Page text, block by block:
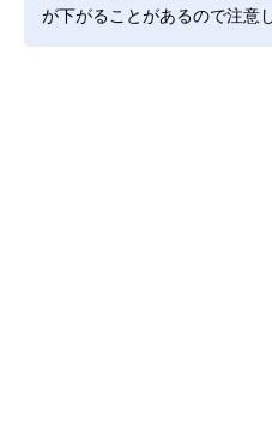
が下がることがあるので注意